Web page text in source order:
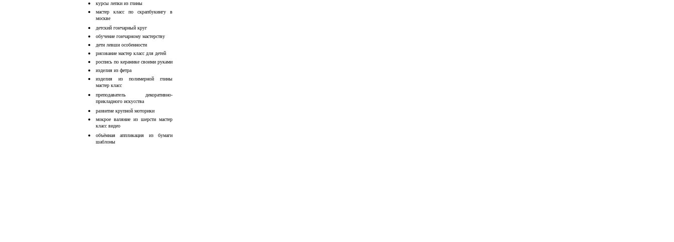
курсы лепки из глины
мастер класс по скрапбукингу в
москве
детский гончарный круг
обучение гончарному мастерству
дети левши особенности
рисование мастер класс для детей
роспись по керамике своими руками
изделия из фетра
изделия из полимерной глины
мастер класс
преподаватель декоративно-
прикладного искусства
развитие крупной моторики
мокрое валяние из шерсти мастер
класс видео
объёмная аппликация из бумаги
шаблоны